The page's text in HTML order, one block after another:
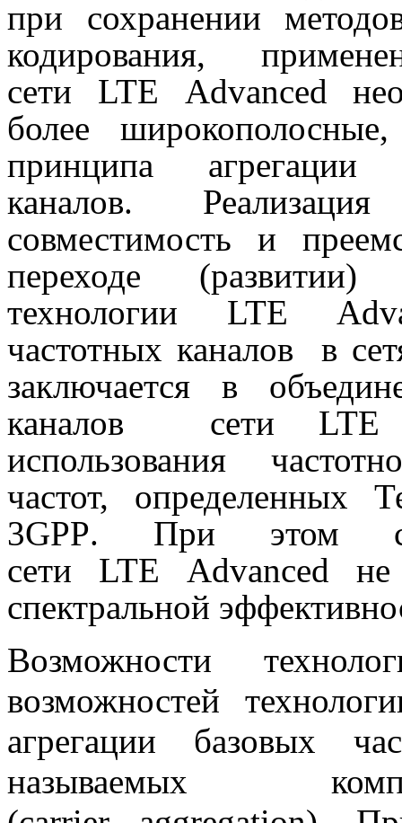
при сохранении
кодирования,
сети LTE Advanced
более
принципа агрегации
каналов. Реализация
совместимость и
переходе
технологии LTE
частотных каналов в
заключается в
каналов сети LTE
использования
частот, определенных
3GPP. При этом
сети LTE Advanced не
спектральной
Возможности
возможностей
агрегации базовых
называемых